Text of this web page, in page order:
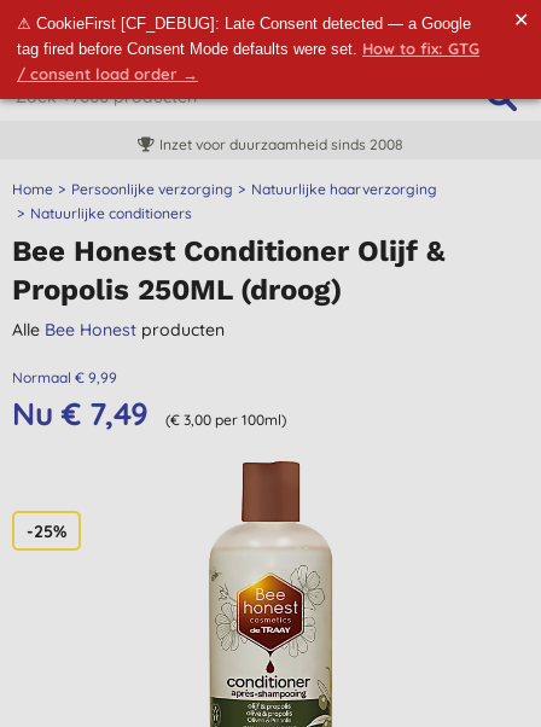
⚠ CookieFirst [CF_DEBUG]: Late Consent detected — a Google
tag fired before Consent Mode defaults were set. How to fix: GTG
/ consent load order →
✕
Inzet voor duurzaamheid sinds 2008
Home Persoonlijke verzorging
Natuurlijke haarverzorging
Natuurlijke conditioners
Bee Honest Conditioner Olijf &
Propolis 250ML (droog)
Alle Bee Honest producten
Normaal € 9,99
Nu € 7,49 (€ 3,00 per 100ml)
-25%